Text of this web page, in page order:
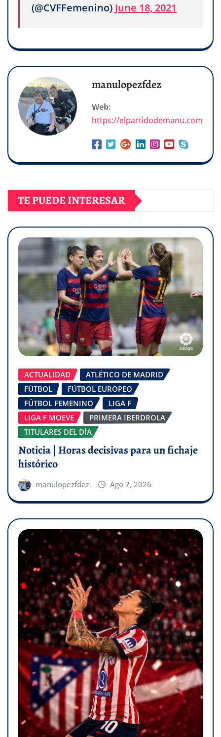
(@CVFFemenino) June 18, 2021
manulopezfdez
Web:
https://elpartidodemanu.com
TE PUEDE INTERESAR
ACTUALIDAD
ATLÉTICO DE MADRID
FÚTBOL
FÚTBOL EUROPEO
FÚTBOL FEMENINO
LIGA F
LIGA F MOEVE
PRIMERA IBERDROLA
TITULARES DEL DÍA
Noticia | Horas decisivas para un fichaje
histórico
manulopezfdez Ago 7, 2026